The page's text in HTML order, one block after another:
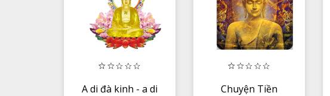
A di đà kinh - a di
Chuyện Tiền